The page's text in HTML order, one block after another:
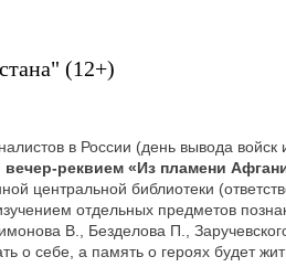
(12+)
в России (день вывода войск
вечер-реквием «Из пламени
центральной библиотеки
отдельных предметов
В., Безделова П.,
о себе, а память о героях будет